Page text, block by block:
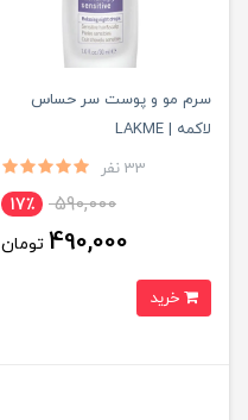
سرم مو و پوست سر حساس
لاکمه | LAKME
33 نفر
590,000 17٪
490,000 تومان